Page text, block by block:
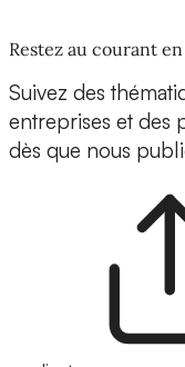
Restez au courant
Suivez des
entreprises et des
dès que nous